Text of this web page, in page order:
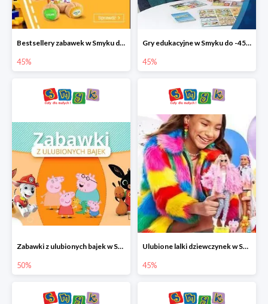
Bestsellery zabawek w Smyku do -45%
45%
Gry edukacyjne w Smyku do -45%
45%
Zabawki z ulubionych bajek w Smyku do -50%
50%
Ulubione lalki dziewczynek w Smyku do -45%
45%